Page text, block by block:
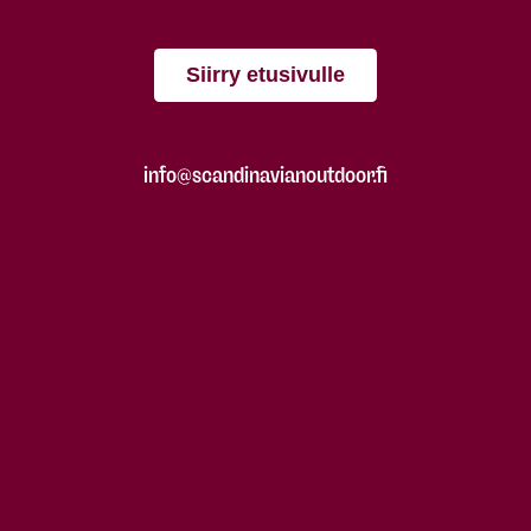
Siirry etusivulle
info@scandinavianoutdoor.fi